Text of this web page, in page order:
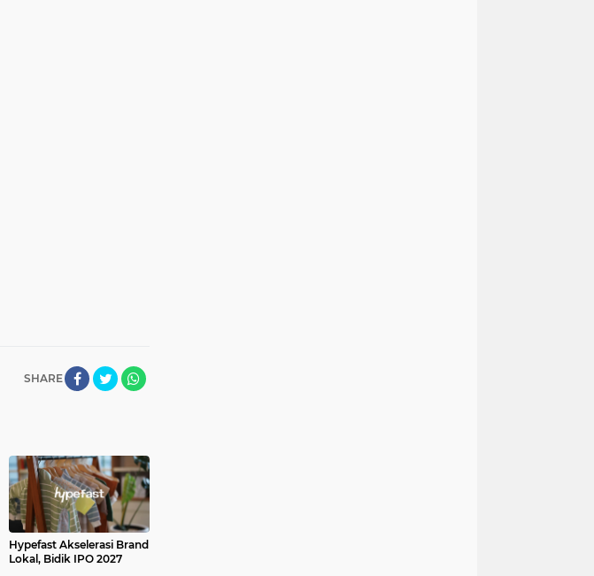
SHARE
Hypefast Akselerasi Brand
Lokal, Bidik IPO 2027